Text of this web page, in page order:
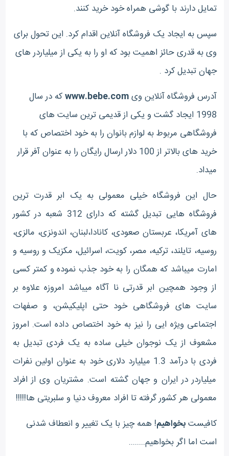
تمایل دارند با گوشی همراه خود خرید کنند.
سپس به ایجاد یک فروشگاه آنلاین اقدام کرد. این تحول برای
وی به قدری حائز اهمیت بود که او را به یکی از میلیاردر های
جهان تبدیل کرد .
آدرس فروشگاه آنلاین ویwww.bebe.comکه در سال
1998 ایجاد گشت و یکی از قدیمی ترین سایت های
فروشگاهی مربوط به لوازم بانوان را به خود اختصاص که با
خرید های بالاتر از 100 دلار ارسال رایگان را به عنوان آفر قرار
میداد.
حال این فروشگاه خیلی معمولی به یک ابر قدرت ترین
فروشگاه هایی تبدیل گشته که دارای 312 شعبه در کشور
های آمریکا، عربستان صعودی، کانادا،لبنان، اندونزی، مالزی،
روسیه، تایلند، ترکیه، مصر، کویت، اسرائیل، مکزیک و روسیه و
امارت میباشد که همگان را به خود جذب نموده و کمتر کسی
از وجود همچین ابر قدرتی نا آگاه میباشد امروزه علاوه بر
سایت های فروشگاهی خود حتی اپلیکیشن، و صفهات
اجتماعی ویژه ایی را نیز به خود اختصاص داده است. امروز
مشعوف از یک نوجوان خیلی ساده به یک فردی تبدیل به
فردی با درآمد 1.3 میلیارد دلاری خود به عنوان اولین نفرات
میلیاردر در ایران و جهان گشته است. مشتریان وی از افراد
معمولی هر کشور گرفته تا افراد معروف دنیا و سلبریتی ها!!!!!
کافیستبخواهیم! همه چیز با یک تغییر و انعطاف شدنی
است اما اگر بخواهیم........